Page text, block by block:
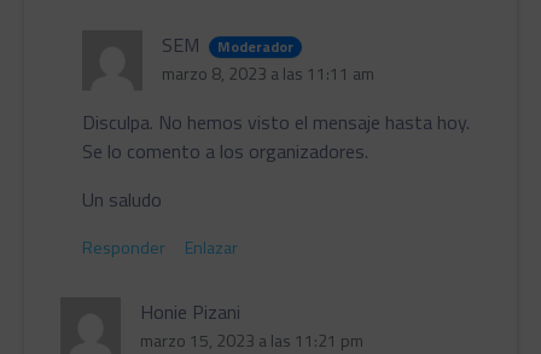
SEM Moderador
marzo 8, 2023 a las 11:11 am
Disculpa. No hemos visto el mensaje hasta hoy.
Se lo comento a los organizadores.
Un saludo
Responder Enlazar
Honie Pizani
marzo 15, 2023 a las 11:21 pm